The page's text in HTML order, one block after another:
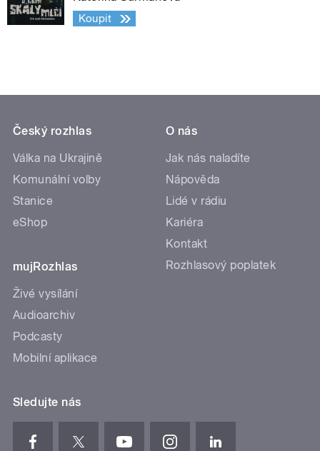
Koupit
Český rozhlas
Válka na Ukrajině
Komunální volby
Stanice
eShop
mujRozhlas
Živé vysílání
Audioarchiv
Podcasty
Mobilní aplikace
O nás
Jak nás naladíte
Nápověda
Lidé v rádiu
Kariéra
Kontakt
Rozhlasový poplatek
Sledujte nás